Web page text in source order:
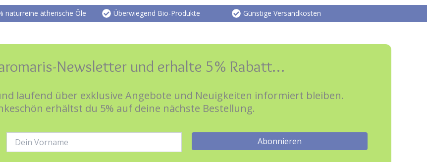
naturreine ätherische Öle Überwiegend Bio-Produkte Günstige Versandkosten
Newsletter und erhalte 5% Rabatt…
laufend über exklusive Angebote und Neuigkeiten informiert bleiben.
erhältst du 5% auf deine nächste Bestellung.